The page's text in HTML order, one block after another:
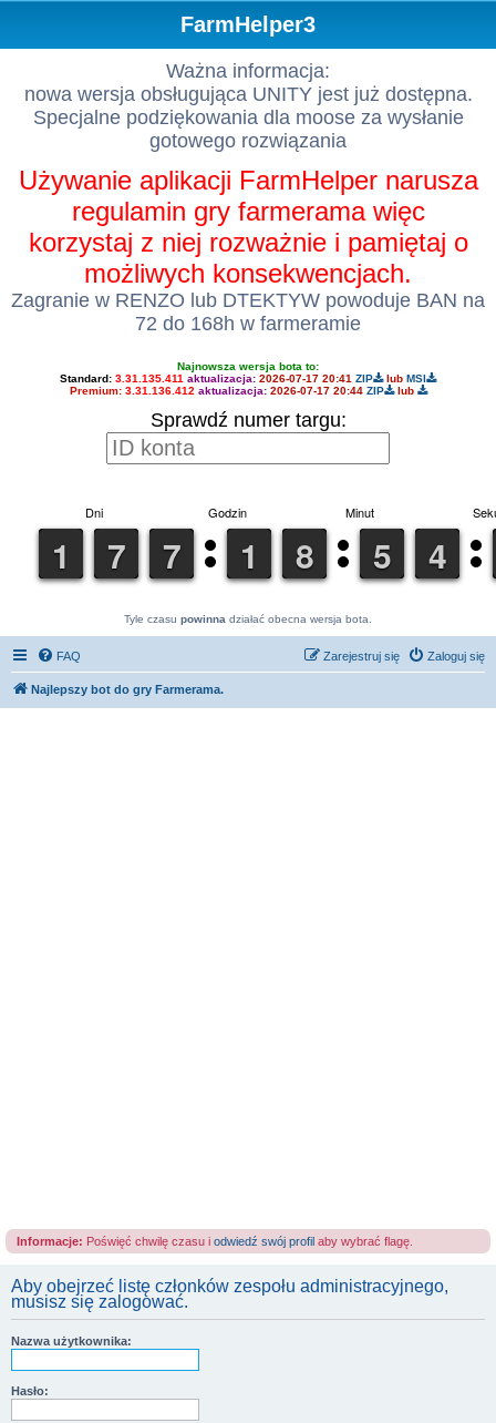
FarmHelper3
Ważna informacja:
nowa wersja obsługująca UNITY jest już dostępna.
Specjalne podziękowania dla moose za wysłanie
gotowego rozwiązania
Używanie aplikacji FarmHelper narusza
regulamin gry farmerama więc
korzystaj z niej rozważnie i pamiętaj o
możliwych konsekwencjach.
Zagranie w RENZO lub DTEKTYW powoduje BAN na
72 do 168h w farmeramie
Najnowsza wersja bota to:
Standard: 3.31.135.411 aktualizacja: 2026-07-17 20:41 ZIP lub MSI
Premium: 3.31.136.412 aktualizacja: 2026-07-17 20:44 ZIP lub
Sprawdź numer targu:
Tyle czasu powinna działać obecna wersja bota.
FAQ Zaloguj się
Zarejestruj się
Najlepszy bot do gry Farmerama.
Informacje: Poświęć chwilę czasu i odwiedź swój profil aby wybrać flagę.
Aby obejrzeć listę członków zespołu administracyjnego,
musisz się zalogować.
Nazwa użytkownika:
Hasło: